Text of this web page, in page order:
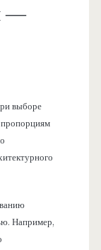
—
выборе
пропорциям
Например,